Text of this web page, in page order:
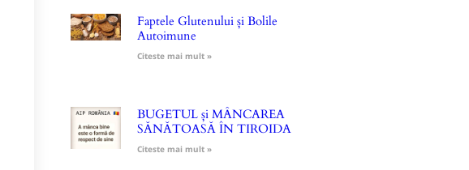
Faptele Glutenului și Bolile
Autoimune
Citeste mai mult »
BUGETUL și MÂNCAREA
SĂNĂTOASĂ ÎN TIROIDA
Citeste mai mult »